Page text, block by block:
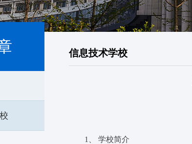
信息技术学校
1、 学校简介